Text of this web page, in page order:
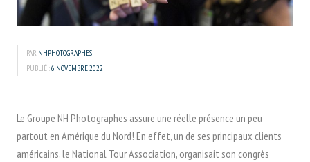
PAR NHPHOTOGRAPHES
PUBLIÉ :6 NOVEMBRE 2022
Le Groupe NH Photographes assure une réelle présence un peu
partout en Amérique du Nord! En effet, un de ses principaux clients
américains, le National Tour Association, organisait son congrès